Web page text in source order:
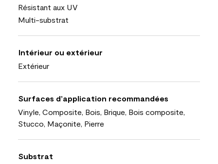
Résistant aux UV
Multi-substrat
Intérieur ou extérieur
Extérieur
Surfaces d’application recommandées
Vinyle, Composite, Bois, Brique, Bois composite,
Stucco, Maçonite, Pierre
Substrat